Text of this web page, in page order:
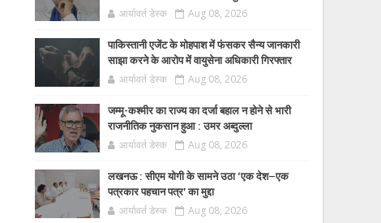
आर्यावर्त डेस्क Aug 08, 2026
पाकिस्तानी एजेंट के मोहपाश में फंसकर सैन्य जानकारी
साझा करने के आरोप में वायुसेना अधिकारी गिरफ्तार
आर्यावर्त डेस्क Aug 08, 2026
जम्मू-कश्मीर का राज्य का दर्जा बहाल न होने से भारी
राजनीतिक नुकसान हुआ : उमर अब्दुल्ला
आर्यावर्त डेस्क Aug 08, 2026
लखनऊ : सीएम योगी के सामने उठा ‘एक देश–एक
पत्रकार पहचान पत्र’ का मुद्दा
आर्यावर्त डेस्क Aug 08, 2026